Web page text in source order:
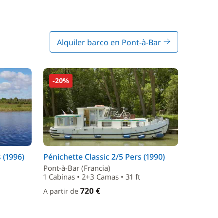
Alquiler barco en Pont-à-Bar
-20%
Pénichette Classic 2/5 Pers (1990)
Pont-à-Bar (Francia)
1 Cabinas • 2+3 Camas • 31 ft
A partir de 720 €